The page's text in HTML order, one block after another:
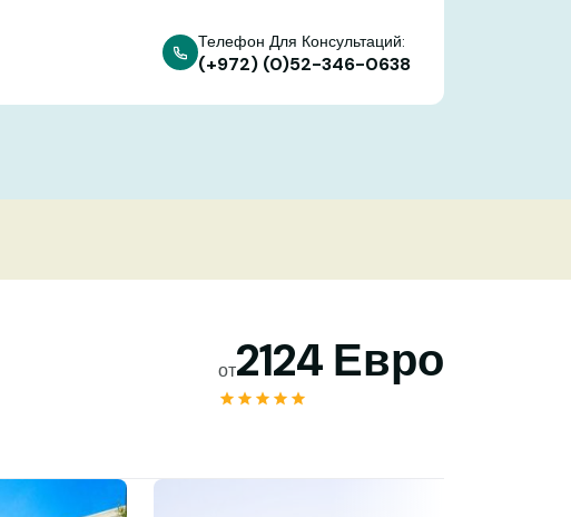
Телефон Для Консультаций:
(+972) (0)52-346-0638
от2124 Евро